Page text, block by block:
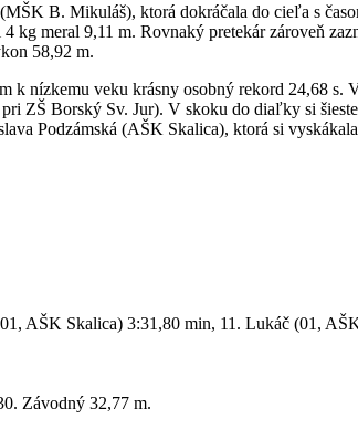
B. Mikuláš), ktorá dokráčala do cieľa s
meral 9,11 m. Rovnaký pretekár zároveň
58,92 m.
nízkemu veku krásny osobný rekord 24,68 s.
ZŠ Borský Sv. Jur). V skoku do diaľky si
Podzámská (AŠK Skalica), ktorá si
AŠK Skalica) 3:31,80 min, 11. Lukáč (01,
Závodný 32,77 m.